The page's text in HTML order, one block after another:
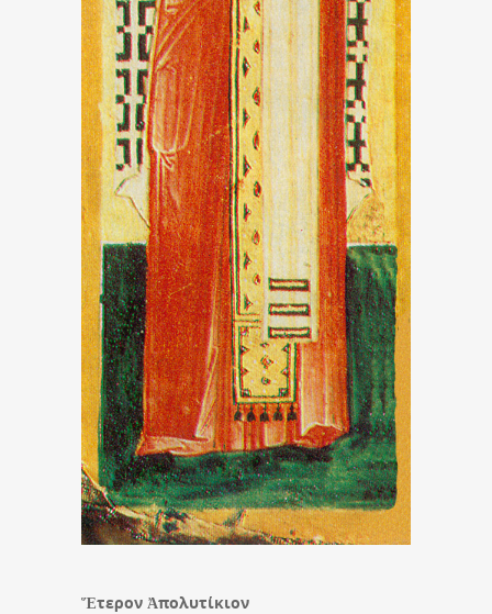
Ἕτερον Ἀπολυτίκιον